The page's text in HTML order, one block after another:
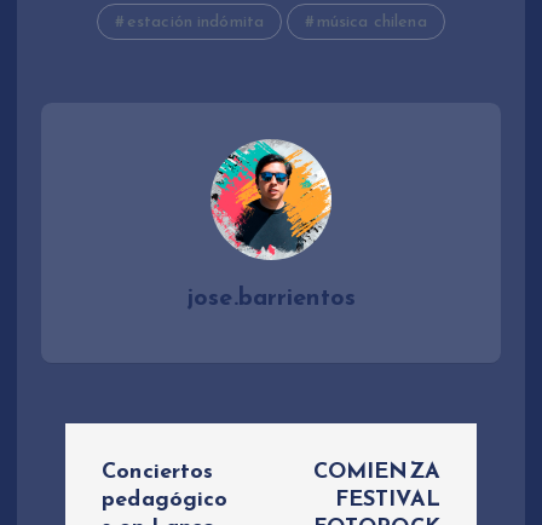
estación indómita música chilena
jose.barrientos
Conciertos
pedagógico
COMIENZA
FESTIVAL